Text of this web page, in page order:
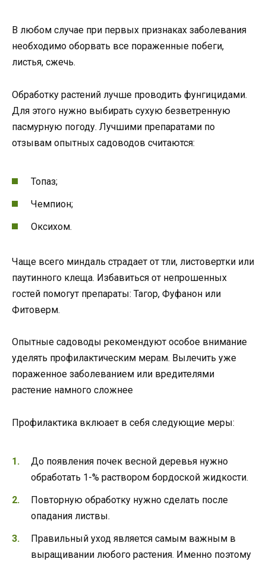
В любом случае при первых признаках заболевания
необходимо оборвать все пораженные побеги,
листья, сжечь.
Обработку растений лучше проводить фунгицидами.
Для этого нужно выбирать сухую безветренную
пасмурную погоду. Лучшими препаратами по
отзывам опытных садоводов считаются:
Топаз;
Чемпион;
Оксихом.
Чаще всего миндаль страдает от тли, листовертки или
паутинного клеща. Избавиться от непрошенных
гостей помогут препараты: Тагор, Фуфанон или
Фитоверм.
Опытные садоводы рекомендуют особое внимание
уделять профилактическим мерам. Вылечить уже
пораженное заболеванием или вредителями
растение намного сложнее
Профилактика вклюает в себя следующие меры:
До появления почек весной деревья нужно
обработать 1-% раствором бордоской жидкости.
Повторную обработку нужно сделать после
опадания листвы.
Правильный уход является самым важным в
выращивании любого растения. Именно поэтому